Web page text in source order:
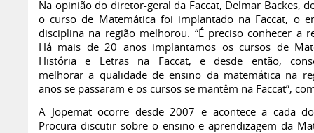
Na opinião do diretor-geral da Faccat, Delmar Backes,
o curso de Matemática foi implantado na Faccat, o
disciplina na região melhorou. “É preciso conhecer a
Há mais de 20 anos implantamos os cursos de
História e Letras na Faccat, e desde então,
melhorar a qualidade de ensino da matemática na
anos se passaram e os cursos se mantêm na Faccat”,
A Jopemat ocorre desde 2007 e acontece a cada
Procura discutir sobre o ensino e aprendizagem da